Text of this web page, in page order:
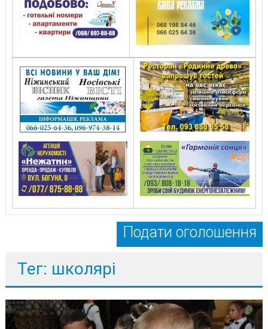
Подати оголошення
Тег: школярі